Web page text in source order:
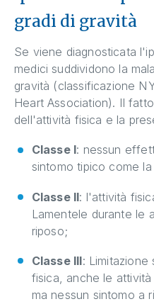
gradi di gravità
Se viene diagnosticata
medici suddividono la
gravità (classificazione
Heart Association). Il
dell'attività fisica e la
Classe I: nessun
sintomo tipico come
Classe II: l'attività
Lamentele durante le
riposo;
Classe III: Limitazione
fisica, anche le
ma nessun sintomo a